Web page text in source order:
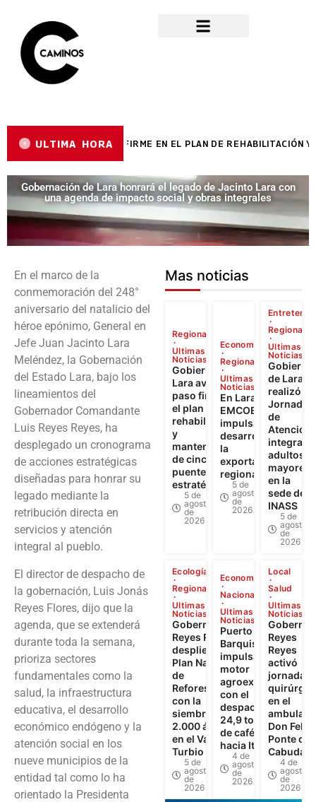
ULTIMA HORA
LARA AVANZA A PASO FIRME EN EL PLAN DE REHABILITACIÓN Y
Gobernación de Lara honrará el legado de Jacinto Lara con
una agenda de impacto social y obras integrales
En el marco de la
conmemoración del 248°
aniversario del natalicio del
héroe epónimo, General en
Jefe Juan Jacinto Lara
Meléndez, la Gobernación
del Estado Lara, bajo los
lineamientos del
Gobernador Comandante
Luis Reyes Reyes, ha
desplegado un cronograma
de acciones estratégicas
diseñadas para honrar su
legado mediante la
retribución directa en
servicios y atención
integral al pueblo.
El director de despacho de
la gobernación, Luis Jonás
Reyes Flores, dijo que la
agenda, que se extenderá
durante toda la semana,
prioriza sectores
fundamentales como la
salud, la infraestructura
educativa, el desarrollo
económico endógeno y la
atención social en los
nueve municipios de la
entidad tal como lo ha
orientado la Presidenta
Mas noticias
Regional
Ultimas
Noticias
Gobierno de
Lara avanza a
paso firme en
el plan de
rehabilitación
y
mantenimiento
de cinco
puentes
estratégicos
5 de
agosto
de
2026
Economía
Regional
Ultimas
Noticias
En Lara:
EMCOEX
impulsa el
desarrollo y
la
exportación
regional
5 de
agosto
de
2026
Regional
Ultimas
Noticias
Gobierno
de Lara
realizó
Jornada
de
Atención
integral a
adultos
mayores
en la
sede del
INASS
5 de
agosto
de
2026
Ecología
Regional
Ultimas
Noticias
Gobernador
Reyes Reyes
despliega
Plan Nacional
de
Reforestación
con la
siembra de
2.000 árboles
en el Valle del
Turbio
5 de
agosto
de
2026
Economía
Nacional
Ultimas
Noticias
Puerto Seco de
Barquisimeto
impulsa el
motor
agroexportador
con el
despacho de
24,9 toneladas
de café verde
hacia Italia
4 de
agosto
de
2026
Local
Salud
Ultimas
Noticias
Reyes
Reyes
activó
jornadas
en el
Don
Ponte de
Cabudare
4 de
agosto
de
2026